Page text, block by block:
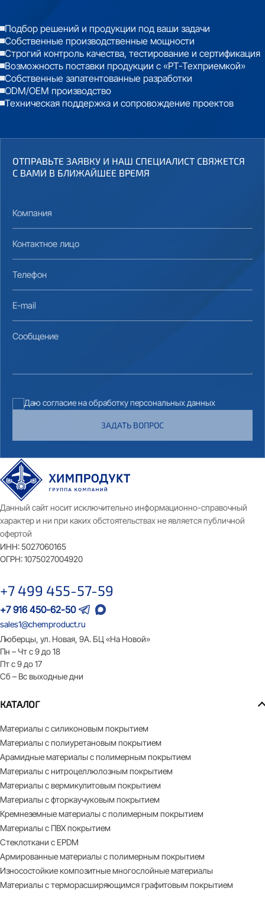
Подбор решений и продукции под ваши задачи
Собственные производственные мощности
Строгий контроль качества, тестирование и сертификация
Возможность поставки продукции с «РТ-Техприемкой»
Собственные запатентованные разработки
ODM/OEM производство
Техническая поддержка и сопровождение проектов
ОТПРАВЬТЕ ЗАЯВКУ И НАШ СПЕЦИАЛИСТ СВЯЖЕТСЯ
С ВАМИ В БЛИЖАЙШЕЕ ВРЕМЯ
Даю согласие на обработку персональных данных
ЗАДАТЬ ВОПРОС
Данный сайт носит исключительно информационно-справочный
характер и ни при каких обстоятельствах не является публичной
офертой
ИНН: 5027060165
ОГРН:1075027004920
КАТАЛОГ
Материалы с силиконовым покрытием
Материалы с полиуретановым покрытием
Арамидные материалы с полимерным покрытием
Материалы с нитроцеллюлозным покрытием
Материалы с вермикулитовым покрытием
Материалы с фторкаучуковым покрытием
Кремнеземные материалы с полимерным покрытием
Материалы с ПВХ покрытием
Стеклоткани с EPDM
Армированные материалы с полимерным покрытием
Износостойкие композитные многослойные материалы
Материалы с терморасширяющимся графитовым покрытием
+7 499 455-57-59
+7 916 450-62-50
sales1@chemproduct.ru
Люберцы, ул. Новая, 9А. БЦ «На Новой»
Пн – Чт с 9 до 18
Пт с 9 до 17
Сб – Вс выходные дни